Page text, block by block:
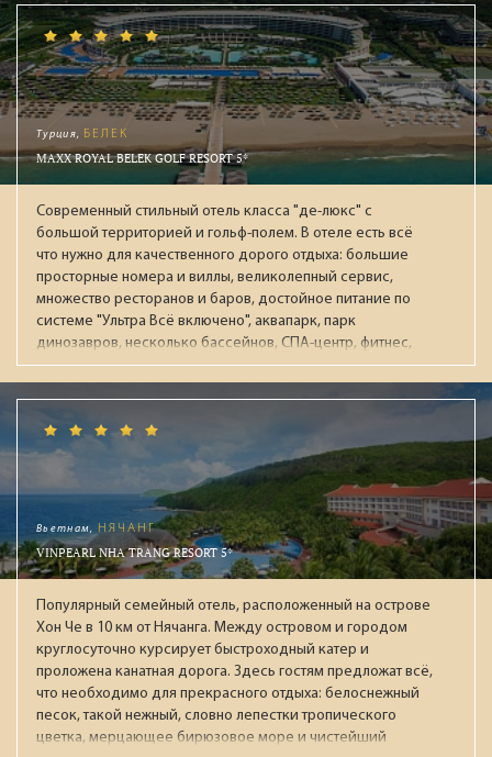
Турция, БЕЛЕК
MAXX ROYAL BELEK GOLF RESORT 5*
Современный стильный отель класса "де-люкс" с
большой территорией и гольф-полем. В отеле есть всё
что нужно для качественного дорого отдыха: большие
просторные номера и виллы, великолепный сервис,
множество ресторанов и баров, достойное питание по
системе "Ультра Всё включено", аквапарк, парк
динозавров, несколько бассейнов, СПА-центр, фитнес,
ночной клуб, боулинг. Рекомендуется для обеспеченных
пар и отдыха с детьми.
Вьетнам, НЯЧАНГ
VINPEARL NHA TRANG RESORT 5*
Популярный семейный отель, расположенный на острове
Хон Че в 10 км от Нячанга. Между островом и городом
круглосуточно курсирует быстроходный катер и
проложена канатная дорога. Здесь гостям предложат всё,
что необходимо для прекрасного отдыха: белоснежный
песок, такой нежный, словно лепестки тропического
цветка, мерцающее бирюзовое море и чистейший